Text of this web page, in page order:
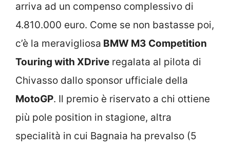
arriva ad un compenso complessivo di
4.810.000 euro. Come se non bastasse poi,
c’è la meravigliosa BMW M3 Competition
Touring with XDrive regalata al pilota di
Chivasso dallo sponsor ufficiale della
MotoGP. Il premio è riservato a chi ottiene
più pole position in stagione, altra
specialità in cui Bagnaia ha prevalso (5